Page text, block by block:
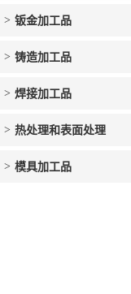
钣金加工品
铸造加工品
焊接加工品
热处理和表面处理
模具加工品